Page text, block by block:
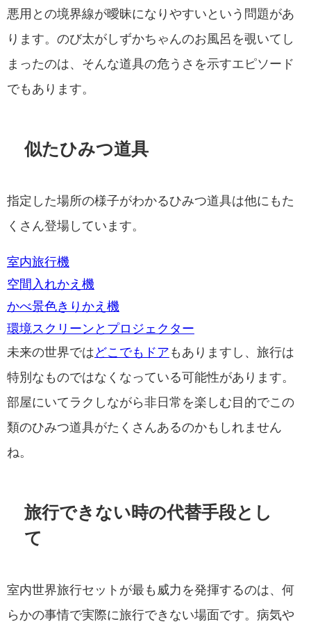
悪用との境界線が曖昧になりやすいという問題があ
ります。のび太がしずかちゃんのお風呂を覗いてし
まったのは、そんな道具の危うさを示すエピソード
でもあります。
似たひみつ道具
指定した場所の様子がわかるひみつ道具は他にもた
くさん登場しています。
室内旅行機
空間入れかえ機
かべ景色きりかえ機
環境スクリーンとプロジェクター
未来の世界ではどこでもドア もありますし、旅行は
特別なものではなくなっている可能性があります。
部屋にいてラクしながら非日常を楽しむ目的でこの
類のひみつ道具がたくさんあるのかもしれません
ね。
旅行できない時の代替手段とし
て
室内世界旅行セットが最も威力を発揮するのは、何
らかの事情で実際に旅行できない場面です。病気や